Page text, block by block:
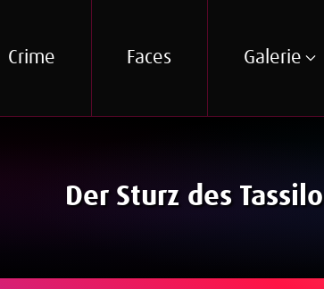
Crime Faces Galerie
Der Sturz des Tassilo